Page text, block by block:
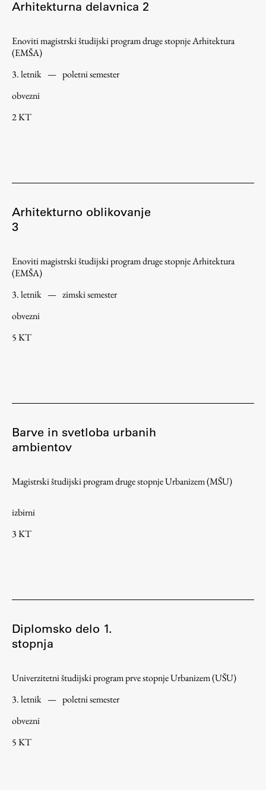
ŠIS (SI)
Obvestila
Raziskovanje
Raziskovalni projekti
Svetlobni LAB
Seminarske teme
Gostujoči profesor
Študentski projekti
Zaključna dela
FA–ZA
AR – Arhitektura, raziskovanje
Igra ustvarjalnosti
Arhitekturna delavnica 2
Enoviti magistrski študijski program druge stopnje Arhitektura
(EMŠA)
3. letnik — poletni semester
obvezni
2 KT
Arhitekturno oblikovanje
3
Enoviti magistrski študijski program druge stopnje Arhitektura
(EMŠA)
3. letnik — zimski semester
obvezni
5 KT
Barve in svetloba urbanih
ambientov
Magistrski študijski program druge stopnje Urbanizem (MŠU)
izbirni
3 KT
Diplomsko delo 1.
stopnja
Univerzitetni študijski program prve stopnje Urbanizem (UŠU)
3. letnik — poletni semester
obvezni
5 KT